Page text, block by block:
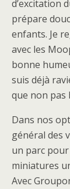
d’excitation
prépare
enfants. Je
avec les
bonne
suis déjà
que non pas
Dans nos
général des
un parc
miniatures
Avec